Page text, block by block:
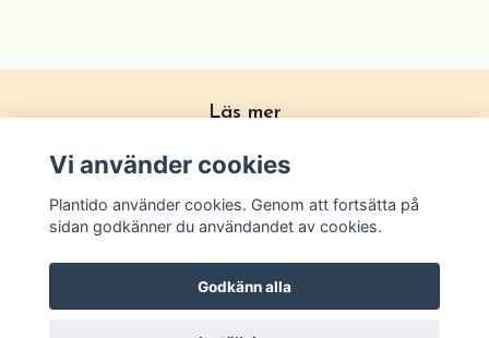
Läs mer
Köpvillkor
Kontakta oss
Vi använder cookies
Plantido använder cookies. Genom att fortsätta på
sidan godkänner du användandet av cookies.
Godkänn alla